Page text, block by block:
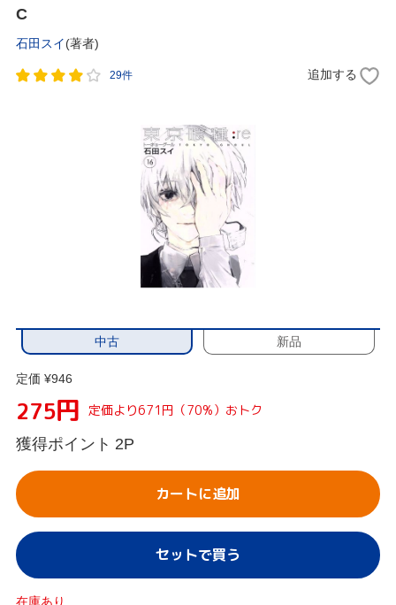
C
石田スイ(著者)
29件 追加する
中古 新品
定価 ¥946
275円 定価より671円（70%）おトク
獲得ポイント 2P
カートに追加
セットで買う
在庫あり